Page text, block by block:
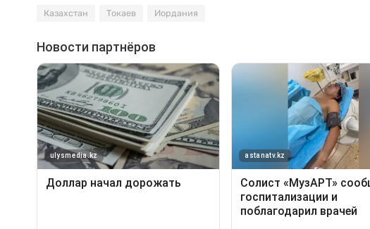
Казахстан Токаев Иордания